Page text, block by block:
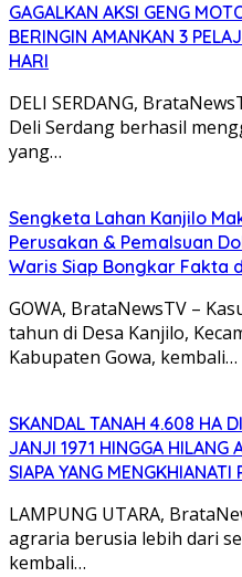
GAGALKAN AKSI GENG
BERINGIN AMANKAN 3
HARI
DELI SERDANG,
Deli Serdang berhasil
yang…
Sengketa Lahan Kanjilo
Perusakan & Pemalsuan
Waris Siap Bongkar Fakta
GOWA, BrataNewsTV –
tahun di Desa Kanjilo,
Kabupaten Gowa, kembali…
SKANDAL TANAH 4.608 HA
JANJI 1971 HINGGA HILANG
SIAPA YANG MENGKHIANATI
LAMPUNG UTARA,
agraria berusia lebih dari
kembali…